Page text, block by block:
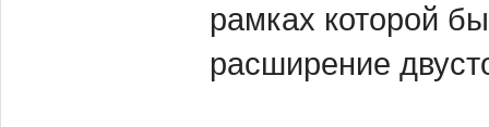
рамках которой
расширение